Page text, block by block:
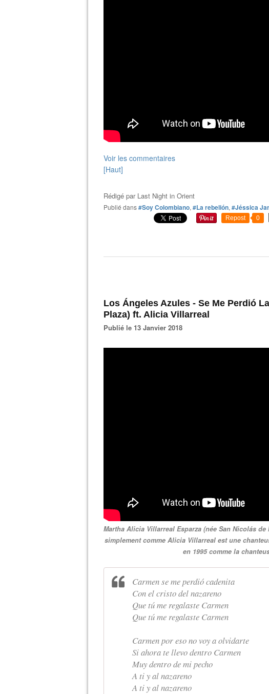
Voir les commentaires
[Haut]
Rédigé par Last Night in Orient
Publié dans#Soy Colombiano, #La rebelión, #Jéssica
Repost 0
Los Ángeles Azules - Se Me Perdió
Plaza) ft. Alicia Villarreal
Publié le 13 Janvier 2018
Martha Alicia Villarreal Esparza (née San Nicolás
simplement comme Alicia Villarreal est une
en 1995 comme la
Carmen se me perdió cadenita
Con el cristo del nazareno
Que tú me regalaste Carmen
Que tú me regalaste Carmen
Carmen por eso no voy a olvidarte
Si ahora te llevo dentro Carmen
Muy dentro de mi pecho
A ti y al nazareno
A ti y al nazareno